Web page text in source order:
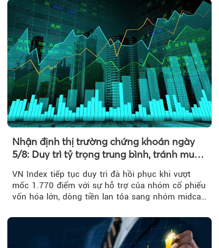
Nhận định thị trường chứng khoán ngày
5/8: Duy trì tỷ trọng trung bình, tránh mua
VN Index tiếp tục duy trì đà hồi phục khi vượt
mốc 1.770 điểm với sự hỗ trợ của nhóm cổ phiếu
vốn hóa lớn, dòng tiền lan tỏa sang nhóm midcap